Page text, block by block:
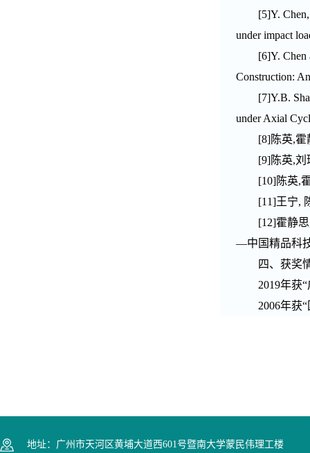
[5]Y.
under impact
[6]Y. Chen
Construction:
[7]Y.B.
under Axial
[8]陈英,霍
[9]陈英,刘
[10]陈英,
[11]王宁,
[12]霍静思
—中国精品科
四、获奖
2019年获
2006年获
地址：广州市天河区黄埔大道西601号暨南大学蒙民伟理工楼